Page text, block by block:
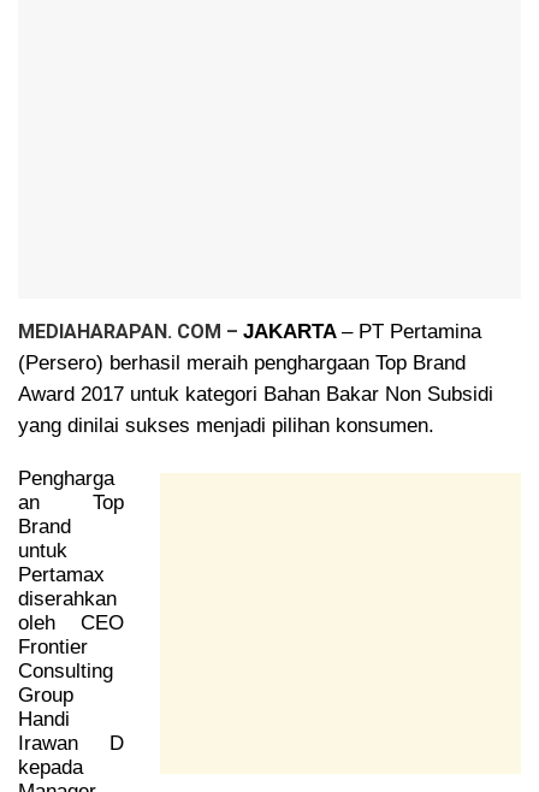
​MEDIAHARAPAN. COM – JAKARTA – PT Pertamina
(Persero) berhasil meraih penghargaan Top Brand
Award 2017 untuk kategori Bahan Bakar Non Subsidi
yang dinilai sukses menjadi pilihan konsumen.
Pengharga
an Top
Brand
untuk
Pertamax
diserahkan
oleh CEO
Frontier
Consulting
Group
Handi
Irawan D
kepada